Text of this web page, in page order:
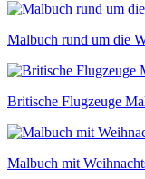
Malbuch rund um die
Britische Flugzeuge
Malbuch mit